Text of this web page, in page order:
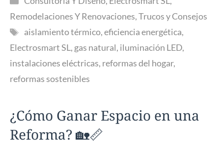
Remodelaciones Y Renovaciones,Trucos y Consejos
Etiquetas
aislamiento térmico,eficiencia energética,
Electrosmart SL, gas natural, iluminación LED,
instalaciones eléctricas, reformas del hogar,
reformas sostenibles
¿Cómo Ganar Espacio en una
Reforma? 🏡📏